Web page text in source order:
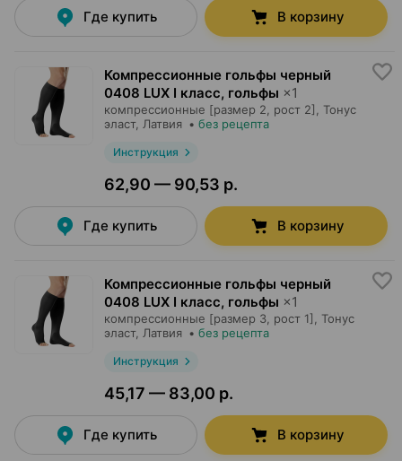
Где купить В корзину
Компрессионные гольфы черный
0408 LUX I класс, гольфы ×1
компрессионные [размер 2, рост 2],
Тонус
эласт, Латвия • без рецепта
Инструкция
62,90 — 90,53 р.
Где купить В корзину
Компрессионные гольфы черный
0408 LUX I класс, гольфы ×1
компрессионные [размер 3, рост 1],
Тонус
эласт, Латвия • без рецепта
Инструкция
45,17 — 83,00 р.
Где купить В корзину